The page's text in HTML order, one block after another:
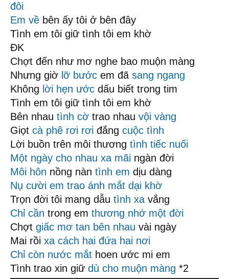
đôi
Em về bên ấy tôi ở bên đây
Tình em tôi giữ tình tôi em khờ
ĐK
Chợt đến như mơ nghe bao muộn màng
Nhưng giờ lỡ bước em đã sang ngang
Không lời hẹn ước dấu biết trong tim
Tình em tôi giữ tình tôi em khờ
Bên nhau tình cờ trao nhau vội vàng
Giọt cà phê rơi rơi đắng cuộc tình
Lời buồn trên môi thương tình tiếc nuối
Một ngày cho nhau xa mãi ngàn đời
Môi hôn nồng nàn tình em dịu dàng
Nụ cười em trao ánh mắt dại khờ
Trọn đời tôi mang dẫu tình xa vắng
Chỉ cần trong em thương nhớ một đời
Chợt giấc mơ tan bên nhau vài ngày
Mai rồi xa cách hai đứa hai nơi
Chỉ còn nước mắt hoen ước mi em
Tình trao xin giữ dù cho muộn màng *2